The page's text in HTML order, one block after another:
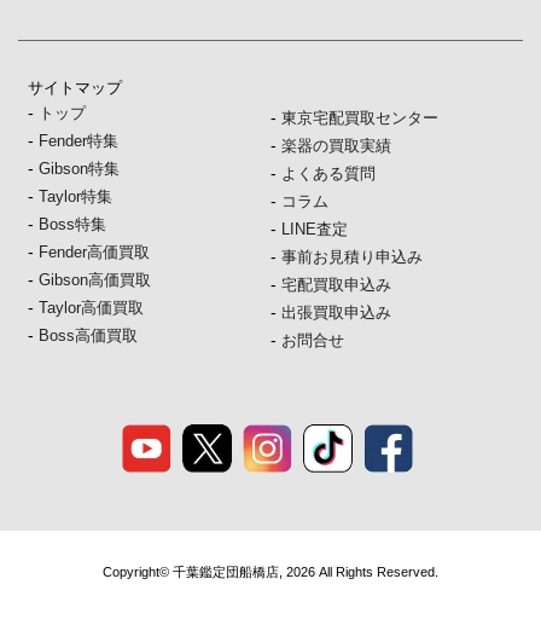
サイトマップ
- トップ
- Fender特集
-Gibson特集
-Taylor特集
- Boss特集
- Fender高価買取
-Gibson高価買取
-Taylor高価買取
- Boss高価買取
- 東京宅配買取センター
- 楽器の買取実績
- よくある質問
- コラム
- LINE査定
- 事前お見積り申込み
- 宅配買取申込み
- 出張買取申込み
- お問合せ
Copyright© 千葉鑑定団船橋店, 2026 All Rights Reserved.